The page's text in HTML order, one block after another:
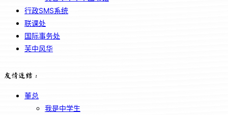
行政SMS系统
联课处
国际事务处
芙中风华
友情连结：
董总
我是中学生